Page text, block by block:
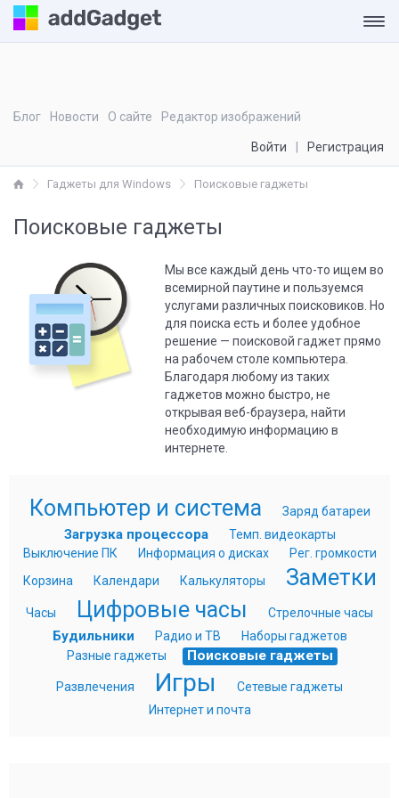
Блог Новости О сайте Редактор изображений
Войти Регистрация
Гаджеты для Windows Поисковые гаджеты
Поисковые гаджеты
Мы все каждый день что-то ищем во
всемирной паутине и пользуемся
услугами различных поисковиков. Но
для поиска есть и более удобное
решение — поисковой гаджет прямо
на рабочем столе компьютера.
Благодаря любому из таких
гаджетов можно быстро, не
открывая веб-браузера, найти
необходимую информацию в
интернете.
Компьютер и система Заряд батареи
Загрузка процессора
Темп. видеокарты
Выключение ПК
Информация о дисках
Рег. громкости
Корзина
Календари Калькуляторы Заметки
Часы Цифровые часы Стрелочные часы
Будильники Радио и ТВ
Наборы гаджетов
Разные гаджеты
Поисковые гаджеты
Развлечения Игры
Сетевые гаджеты
Интернет и почта